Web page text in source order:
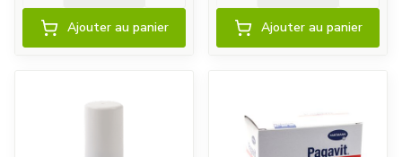
Ajouter au panier Ajouter au panier